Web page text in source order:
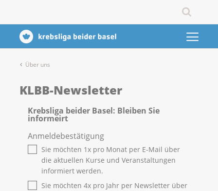
Über uns
KLBB-Newsletter
Krebsliga beider Basel: Bleiben Sie
informeirt
Anmeldebestätigung
Sie möchten 1x pro Monat per E-Mail über
die aktuellen Kurse und Veranstaltungen
informiert werden.
Sie möchten 4x pro Jahr per Newsletter über